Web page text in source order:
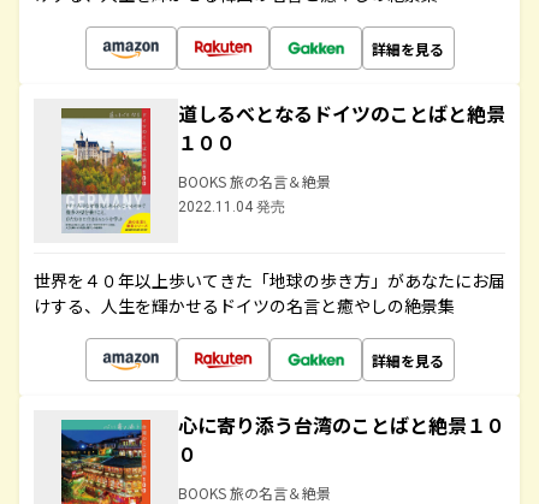
詳細を見る
道しるべとなるドイツのことばと絶景
１００
BOOKS 旅の名言＆絶景
2022.11.04 発売
世界を４０年以上歩いてきた「地球の歩き方」があなたにお届
けする、人生を輝かせるドイツの名言と癒やしの絶景集
詳細を見る
心に寄り添う台湾のことばと絶景１０
０
BOOKS 旅の名言＆絶景